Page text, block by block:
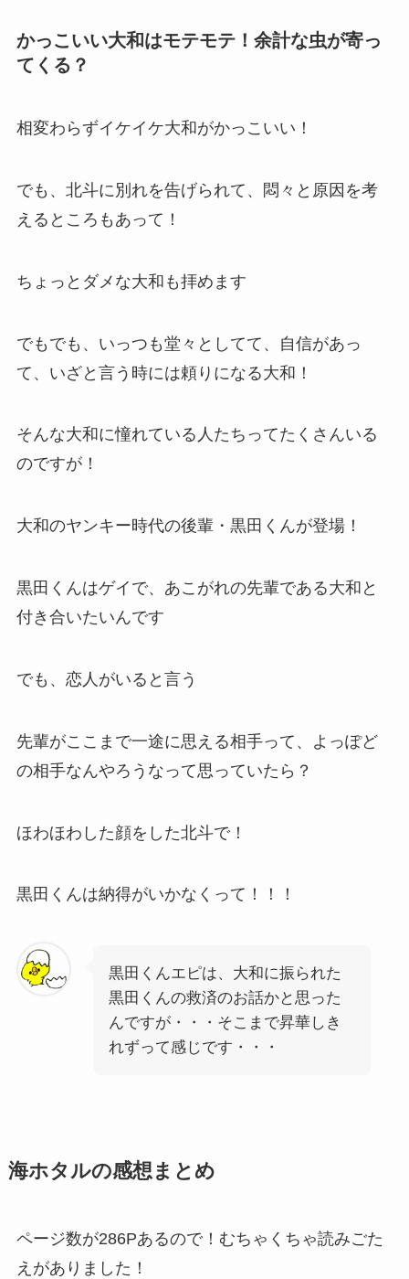
かっこいい大和はモテモテ！余計な虫が寄っ
てくる？
相変わらずイケイケ大和がかっこいい！
でも、北斗に別れを告げられて、悶々と原因を考
えるところもあって！
ちょっとダメな大和も拝めます
でもでも、いっつも堂々としてて、自信があっ
て、いざと言う時には頼りになる大和！
そんな大和に憧れている人たちってたくさんいる
のですが！
大和のヤンキー時代の後輩・黒田くんが登場！
黒田くんはゲイで、あこがれの先輩である大和と
付き合いたいんです
でも、恋人がいると言う
先輩がここまで一途に思える相手って、よっぽど
の相手なんやろうなって思っていたら？
ほわほわした顔をした北斗で！
黒田くんは納得がいかなくって！！！
黒田くんエピは、大和に振られた
黒田くんの救済のお話かと思った
んですが・・・そこまで昇華しき
れずって感じです・・・
海ホタルの感想まとめ
ページ数が286Pあるので！むちゃくちゃ読みごた
えがありました！